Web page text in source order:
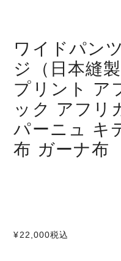
ワイドパン
ジ（日本縫
プリント ア
ック アフリ
パーニュ キ
布 ガーナ布
¥22,000税込